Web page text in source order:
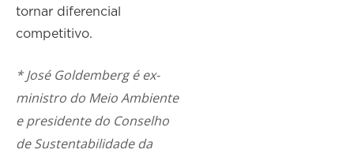
tornar diferencial
competitivo.
* José Goldemberg é ex-
ministro do Meio Ambiente
e presidente do Conselho
de Sustentabilidade da